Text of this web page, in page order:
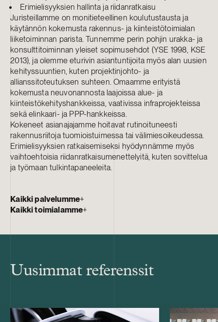
Kaikki palvelumme+
Kaikki toimialamme+
Erimielisyyksien hallinta ja riidanratkaisu
Juristeillamme on monitieteellinen koulutustausta ja
käytännön kokemusta rakennus- ja kiinteistötoimialan
liiketoiminnan parista. Tunnemme perin pohjin urakka- ja
konsulttitoiminnan yleiset sopimusehdot (YSE 1998, KSE
2013), ja olemme eturivin asiantuntijoita myös alan uusien
kehityssuuntien, kuten projektinjohto- ja
allianssitoteutuksen suhteen. Omaamme erityistä
kokemusta neuvonannosta laajoissa alue- ja
kiinteistökehityshankkeissa, vaativissa infraprojekteissa
sekä elinkaari- ja PPP-hankkeissa.
Kokeneet asianajajamme hoitavat rutinoituneesti
rakennusriitoja tuomioistuimessa tai välimiesoikeudessa.
Erimielisyyksien ratkaisemiseksi hyödynnämme myös
vaihtoehtoisia riidanratkaisumenettelyitä, kuten sovittelua
ja työmaan tulkintapaneeleita.
Uusimmat referenssit